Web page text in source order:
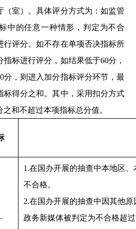
（室）。具体评分方式为：如监管
中的任意一种情形，判定为不合
行评分。如不存在单项否决指标所
标进行评分，如结果低于60分，
分，则进入加分指标评分环节，最
标得分之和。其中，采用扣分方式
和不超过本项指标总分值。
1.在国办开展的抽查中本地区
不合格。
2.在国办开展的抽查中因其他
政务新媒体被判定为不合格超